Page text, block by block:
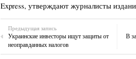
Express, утверждают журналисты
Предыдущая запись
Украинские инвесторы ищут защиты от
неоправданных налогов
В